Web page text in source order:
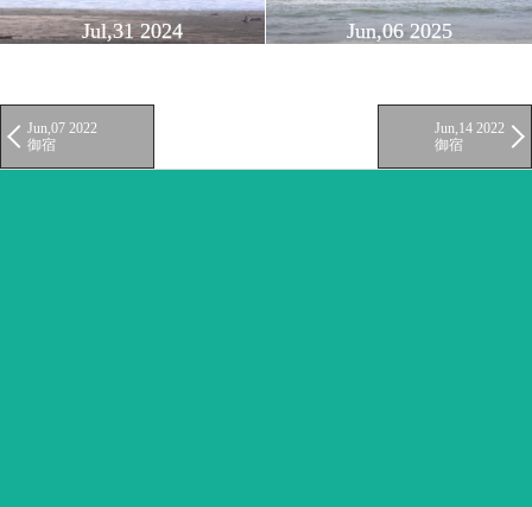
Jul,31 2024 Jun,06 2025
Jun,07 2022
御宿
Jun,14 2022
御宿